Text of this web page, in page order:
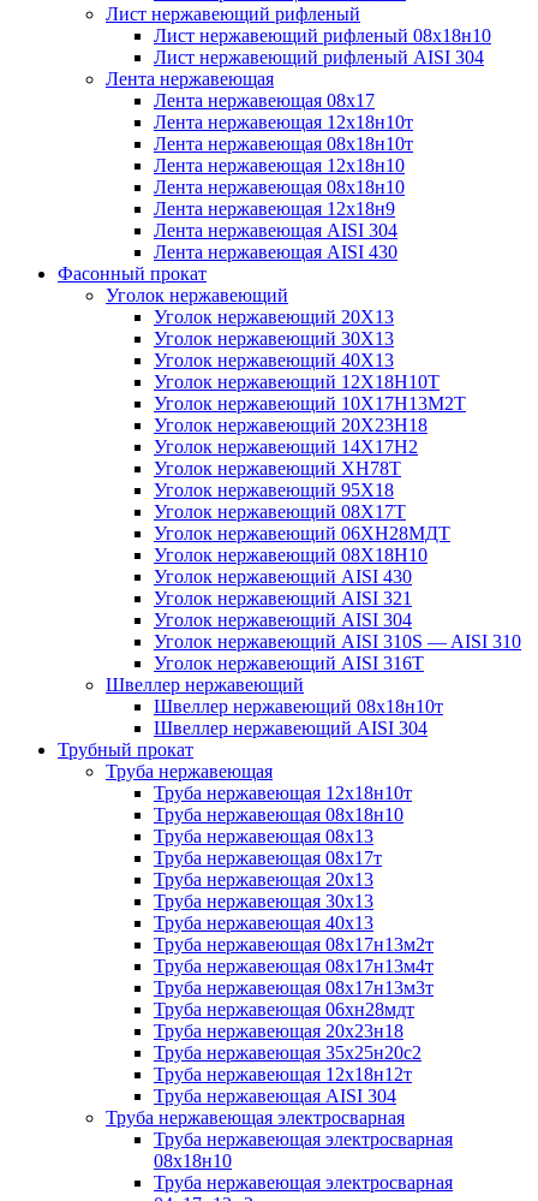
Лист нержавеющий рифленый
Лист нержавеющий рифленый 08х18н10
Лист нержавеющий рифленый AISI 304
Лента нержавеющая
Лента нержавеющая 08х17
Лента нержавеющая 12х18н10т
Лента нержавеющая 08х18н10т
Лента нержавеющая 12х18н10
Лента нержавеющая 08х18н10
Лента нержавеющая 12х18н9
Лента нержавеющая AISI 304
Лента нержавеющая AISI 430
Фасонный прокат
Уголок нержавеющий
Уголок нержавеющий 20Х13
Уголок нержавеющий 30Х13
Уголок нержавеющий 40Х13
Уголок нержавеющий 12Х18Н10Т
Уголок нержавеющий 10Х17Н13М2T
Уголок нержавеющий 20Х23Н18
Уголок нержавеющий 14Х17Н2
Уголок нержавеющий ХН78Т
Уголок нержавеющий 95Х18
Уголок нержавеющий 08Х17Т
Уголок нержавеющий 06ХН28МДТ
Уголок нержавеющий 08Х18Н10
Уголок нержавеющий AISI 430
Уголок нержавеющий AISI 321
Уголок нержавеющий AISI 304
Уголок нержавеющий AISI 310S — AISI 310
Уголок нержавеющий AISI 316T
Швеллер нержавеющий
Швеллер нержавеющий 08х18н10т
Швеллер нержавеющий AISI 304
Трубный прокат
Труба нержавеющая
Труба нержавеющая 12х18н10т
Труба нержавеющая 08х18н10
Труба нержавеющая 08х13
Труба нержавеющая 08х17т
Труба нержавеющая 20х13
Труба нержавеющая 30х13
Труба нержавеющая 40х13
Труба нержавеющая 08х17н13м2т
Труба нержавеющая 08х17н13м4т
Труба нержавеющая 08х17н13м3т
Труба нержавеющая 06хн28мдт
Труба нержавеющая 20х23н18
Труба нержавеющая 35х25н20с2
Труба нержавеющая 12х18н12т
Труба нержавеющая AISI 304
Труба нержавеющая электросварная
Труба нержавеющая электросварная
08х18н10
Труба нержавеющая электросварная